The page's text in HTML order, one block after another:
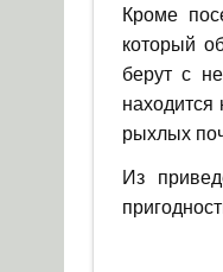
Кроме
который
берут с
рыхлых
Из